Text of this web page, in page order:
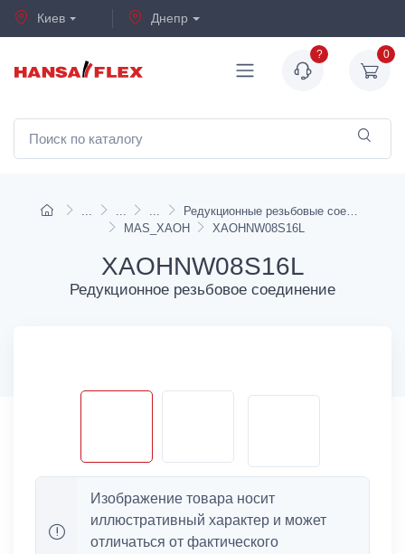
Киев Днепр
? 0
Редукционные резьбовые соединения
MAS_XAOH
XAOHNW08S16L
XAOHNW08S16L
Редукционное резьбовое соединение
Изображение товара носит
иллюстративный характер и может
отличаться от фактического